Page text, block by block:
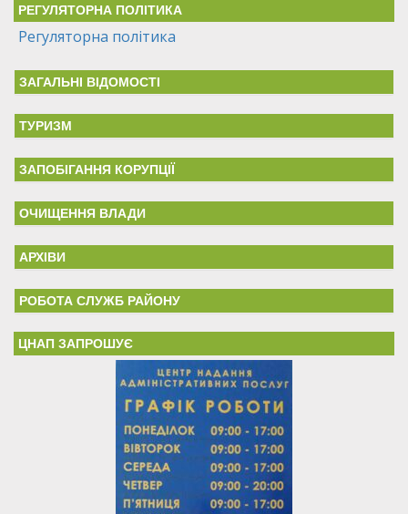
РЕГУЛЯТОРНА ПОЛІТИКА
Регуляторна політика
ЗАГАЛЬНІ ВІДОМОСТІ
ТУРИЗМ
ЗАПОБІГАННЯ КОРУПЦІЇ
ОЧИЩЕННЯ ВЛАДИ
АРХІВИ
РОБОТА СЛУЖБ РАЙОНУ
ЦНАП ЗАПРОШУЄ